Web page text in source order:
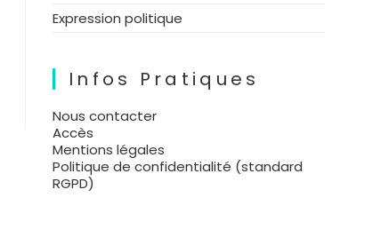
Expression politique
Infos Pratiques
Nous contacter
Accès
Mentions légales
Politique de confidentialité (standard
RGPD)